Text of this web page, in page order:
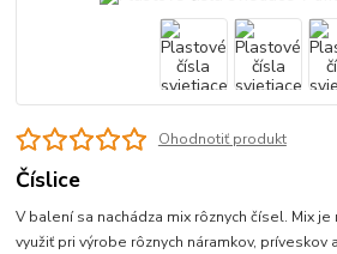
Ohodnotiť produkt
Číslice
V balení sa nachádza mix rôznych čísel. Mix
využiť pri výrobe rôznych náramkov, príveskov